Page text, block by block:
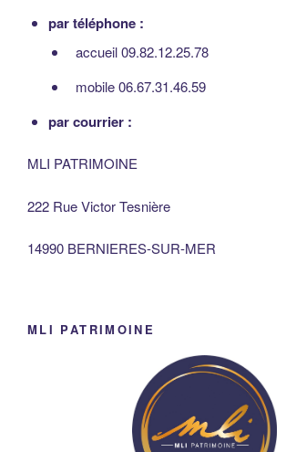
par téléphone :
accueil 09.82.12.25.78
mobile 06.67.31.46.59
par courrier :
MLI PATRIMOINE
222 Rue Victor Tesnière
14990 BERNIERES-SUR-MER
MLI PATRIMOINE